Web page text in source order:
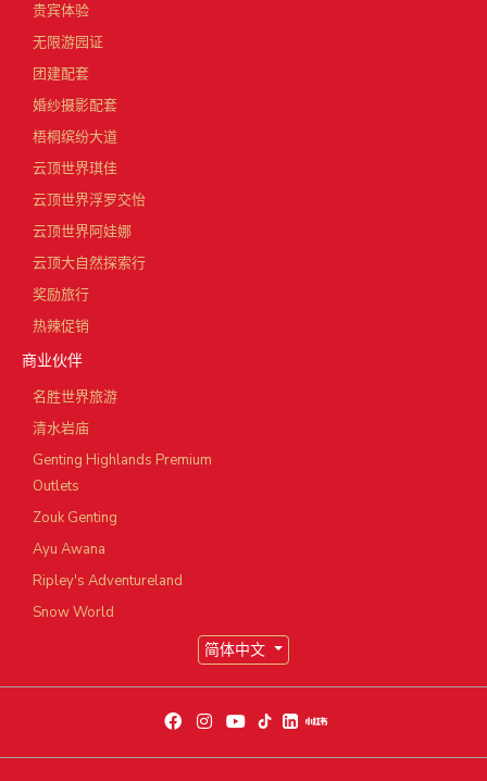
贵宾体验
无限游园证
团建配套
婚纱摄影配套
梧桐缤纷大道
云顶世界琪佳
云顶世界浮罗交怡
云顶世界阿娃娜
云顶大自然探索行
奖励旅行
热辣促销
商业伙伴
名胜世界旅游
清水岩庙
Genting Highlands Premium
Outlets
Zouk Genting
Ayu Awana
Ripley's Adventureland
Snow World
简体中文